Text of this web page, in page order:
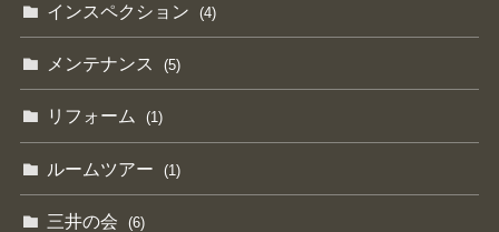
インスペクション (4)
メンテナンス (5)
リフォーム (1)
ルームツアー (1)
三井の会 (6)